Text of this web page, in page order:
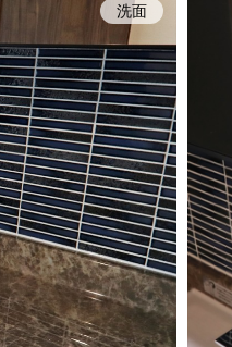
洗面